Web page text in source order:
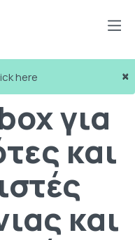
×
here
για
και
και